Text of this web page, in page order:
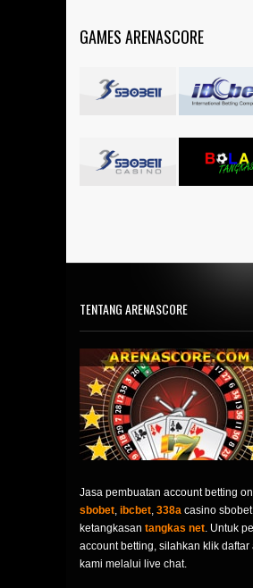
GAMES ARENASCORE
TENTANG ARENASCORE
Jasa pembuatan account betting
sbobet, ibcbet, 338a casino
ketangkasan tangkas net. Untuk
account betting, silahkan klik daftar
kami melalui live chat.